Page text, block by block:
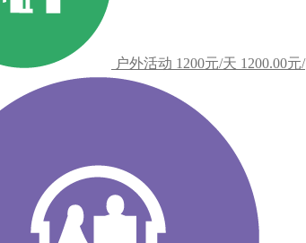
户外活动 1200元/天 1200.00元/